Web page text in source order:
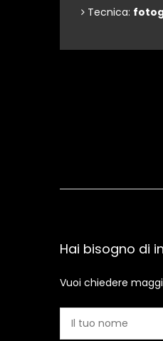
Tecnica:
Hai bisogno di
Vuoi chiedere